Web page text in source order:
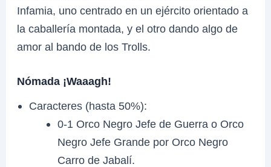
Infamia, uno centrado en un ejército orientado a
la caballería montada, y el otro dando algo de
amor al bando de los Trolls.
Nómada ¡Waaagh!
Caracteres (hasta 50%):
0-1 Orco Negro Jefe de Guerra o Orco
Negro Jefe Grande por Orco Negro
Carro de Jabalí.